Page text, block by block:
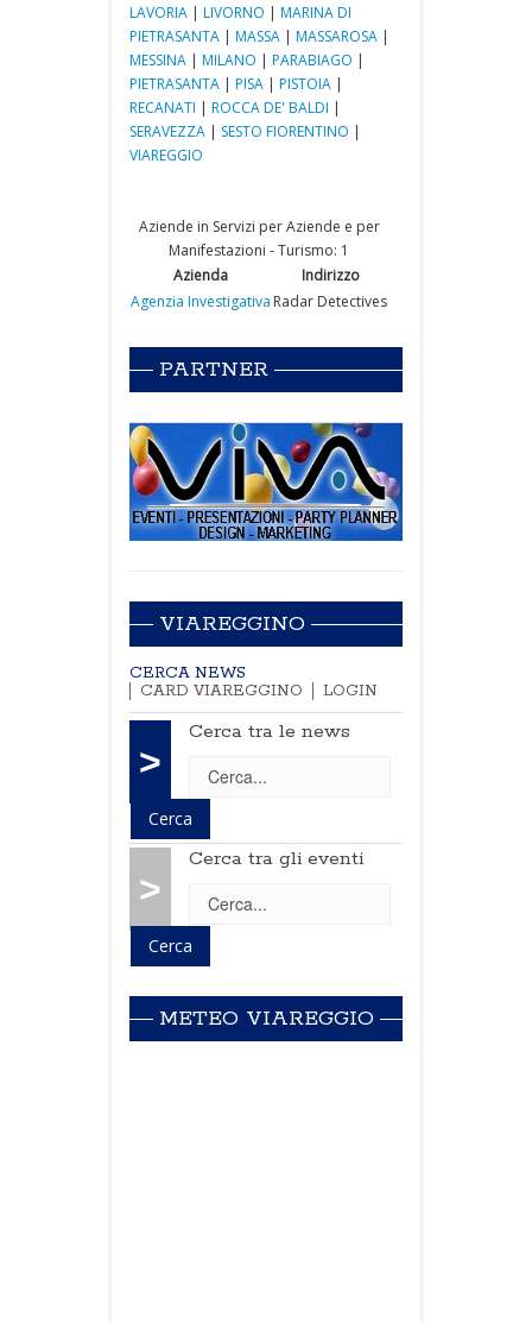
LAVORIA | LIVORNO | MARINA DI
PIETRASANTA | MASSA | MASSAROSA |
MESSINA | MILANO | PARABIAGO |
PIETRASANTA | PISA | PISTOIA |
RECANATI | ROCCA DE' BALDI |
SERAVEZZA | SESTO FIORENTINO |
VIAREGGIO
Aziende in Servizi per Aziende e per
Manifestazioni - Turismo: 1
Azienda
Indirizzo
Agenzia Investigativa Radar Detectives
PARTNER
VIAREGGINO
CERCA NEWS
CARD VIAREGGINO
LOGIN
>
Cerca tra le news
>
Cerca tra gli eventi
METEO VIAREGGIO